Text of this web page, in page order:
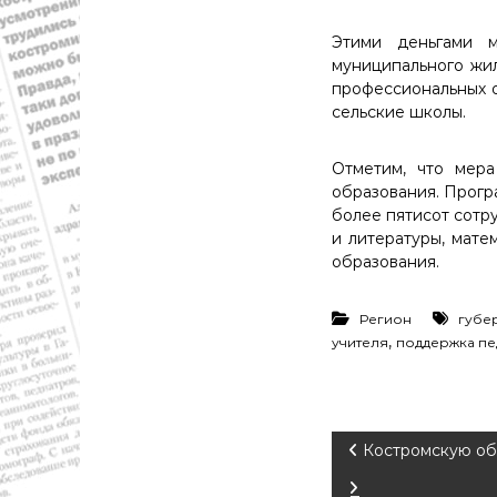
о
б
л
а
и
.
Н
о
в
с
т
о
Этими деньгами
муниципального
профессиональных
сельские школы.
Отметим, что
образования.
более пятисот
и литературы,
образования.
Регион
учителя, поддержка
Н Костромскую